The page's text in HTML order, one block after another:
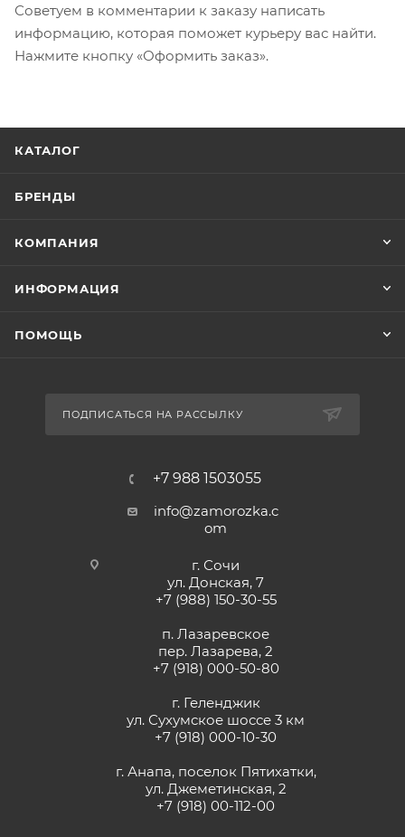
Советуем в комментарии к заказу написать
информацию, которая поможет курьеру вас найти.
Нажмите кнопку «Оформить заказ».
КАТАЛОГ
БРЕНДЫ
КОМПАНИЯ
ИНФОРМАЦИЯ
ПОМОЩЬ
ПОДПИСАТЬСЯ НА РАССЫЛКУ
+7 988 1503055
info@zamorozka.c
om
г. Сочи
ул. Донская, 7
+7 (988) 150-30-55
п. Лазаревское
пер. Лазарева, 2
+7 (918) 000-50-80
г. Геленджик
ул. Сухумское шоссе 3 км
+7 (918) 000-10-30
г. Анапа, поселок Пятихатки,
ул. Джеметинская, 2
+7 (918) 00-112-00